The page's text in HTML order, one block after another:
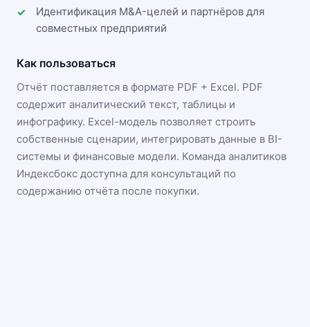
Идентификация M&A-целей и партнёров для
совместных предприятий
Как пользоваться
Отчёт поставляется в формате PDF + Excel. PDF
содержит аналитический текст, таблицы и
инфографику. Excel-модель позволяет строить
собственные сценарии, интегрировать данные в BI-
системы и финансовые модели. Команда аналитиков
Индексбокс доступна для консультаций по
содержанию отчёта после покупки.